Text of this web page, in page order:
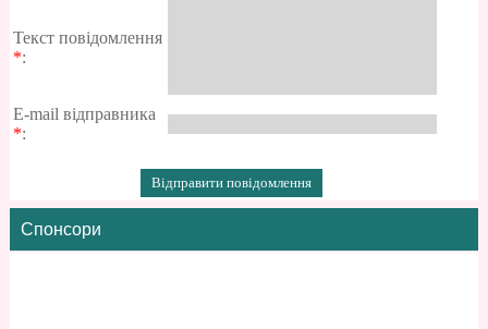
Текст повідомлення
*:
E-mail відправника
*:
Спонсори